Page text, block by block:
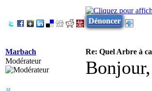
Dénoncer
Marbach
Re: Quel Arbre à
Modérateur